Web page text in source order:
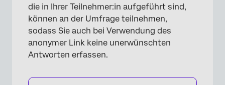
die in Ihrer Teilnehmer:in aufgeführt sind,
können an der Umfrage teilnehmen,
sodass Sie auch bei Verwendung des
anonymer Link keine unerwünschten
Antworten erfassen.